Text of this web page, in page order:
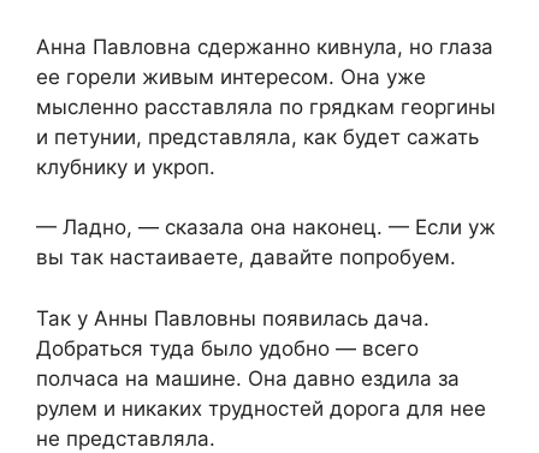
Анна Павловна сдержанно кивнула, но глаза
ее горели живым интересом. Она уже
мысленно расставляла по грядкам георгины
и петунии, представляла, как будет сажать
клубнику и укроп.
— Ладно, — сказала она наконец. — Если уж
вы так настаиваете, давайте попробуем.
Так у Анны Павловны появилась дача.
Добраться туда было удобно — всего
полчаса на машине. Она давно ездила за
рулем и никаких трудностей дорога для нее
не представляла.